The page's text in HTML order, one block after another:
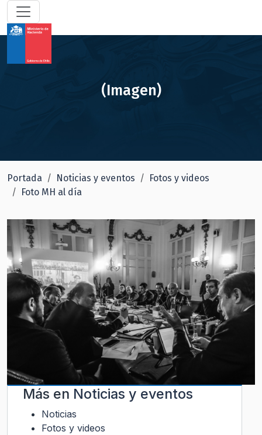
(Imagen)
Portada Noticias y eventos
Fotos y videos
Foto MH al día
Más en Noticias y eventos
Noticias
Fotos y videos